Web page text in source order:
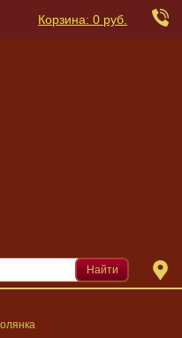
Корзина: 0 руб.
Найти